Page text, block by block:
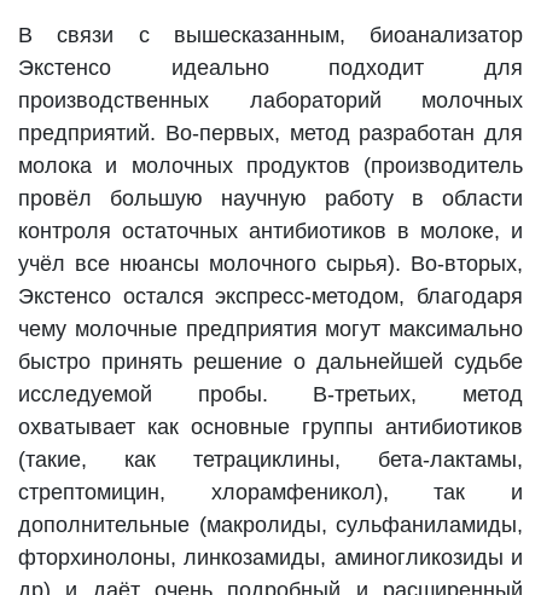
В связи с вышесказанным, биоанализатор
Экстенсо идеально подходит для
производственных лабораторий молочных
предприятий. Во-первых, метод разработан для
молока и молочных продуктов (производитель
провёл большую научную работу в области
контроля остаточных антибиотиков в молоке, и
учёл все нюансы молочного сырья). Во-вторых,
Экстенсо остался экспресс-методом, благодаря
чему молочные предприятия могут максимально
быстро принять решение о дальнейшей судьбе
исследуемой пробы. В-третьих, метод
охватывает как основные группы антибиотиков
(такие, как тетрациклины, бета-лактамы,
стрептомицин, хлорамфеникол), так и
дополнительные (макролиды, сульфаниламиды,
фторхинолоны, линкозамиды, аминогликозиды и
др) и даёт очень подробный и расширенный